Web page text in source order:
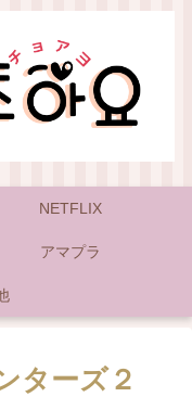
NETFLIX
アマプラ
ターズ２